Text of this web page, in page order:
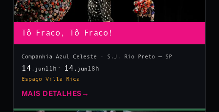
Tô Fraco, Tô Fraco!
Companhia Azul Celeste · S.J. Rio Preto — SP
14 .jun 11h 14 .jun 18h
Espaço Villa Rica
MAIS DETALHES →